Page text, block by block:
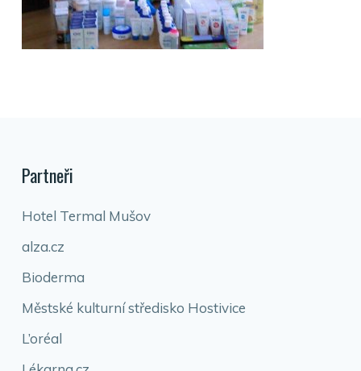
Partneři
Hotel Termal Mušov
alza.cz
Bioderma
Městské kulturní středisko Hostivice
L’oréal